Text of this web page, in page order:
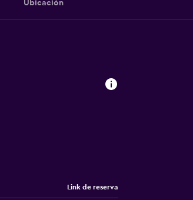
Ubicación
Link de reserva